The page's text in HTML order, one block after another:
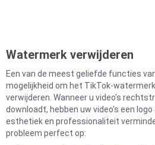
Watermerk verwijderen
Een van de meest geliefde functies
mogelijkheid om het TikTok-
verwijderen. Wanneer u video's
downloadt, hebben uw video's een
esthetiek en professionaliteit
probleem perfect op: